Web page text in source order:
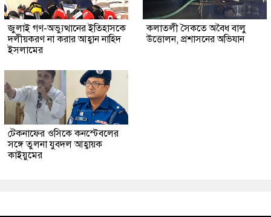
জুলাই গণ-অভ্যুত্থানের ইতিহাসকে
দলীয়করণ না করার আহ্বান নাহিদ
ইসলামের
কলাতলী সৈকতে অবৈধ বালু
উত্তোলন, প্রশাসনের অভিযান
টেকনাফের ওসিকে কনস্টেবলের
সঙ্গে তুলনা যুবদল আহ্বায়ক
কাইয়ুমের